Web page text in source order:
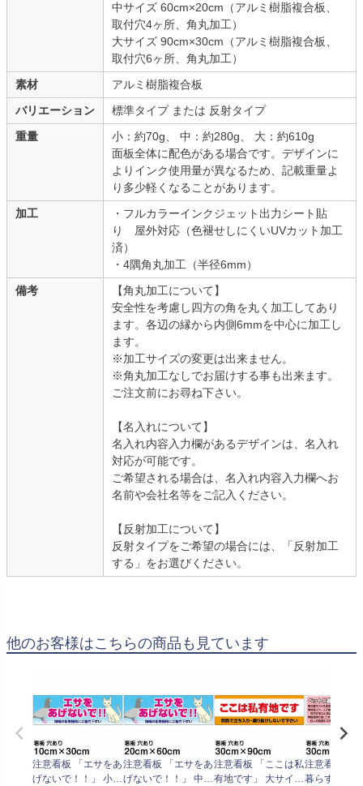
中サイズ 60cm×20cm（アルミ樹脂複合板、
取付穴4ヶ所、角丸加工）
大サイズ 90cm×30cm（アルミ樹脂複合板、
取付穴6ヶ所、角丸加工）
素材
アルミ樹脂複合板
バリエーション
標準タイプ または 反射タイプ
重量
小：約70g、 中：約280g、 大：約610g
面板全体に配色がある場合です。デザインに
よりインク使用量が異なるため、記載重量よ
り多少軽くなることがあります。
加工
・フルカラーインクジェット出力シート貼
り 屋外対応（色褪せしにくいUVカット加工
済）
・4隅角丸加工（半径6mm）
備考
【角丸加工について】
安全性を考慮し四方の角を丸く加工してあり
ます。各辺の縁から内側6mmを中心に加工し
ます。
※加工サイズの変更は出来ません。
※角丸加工なしでお届けする事も出来ます。
ご注文前にお尋ね下さい。
【名入れについて】
名入れ内容入力欄があるデザインは、名入れ
対応が可能です。
ご希望される場合は、名入れ内容入力欄へお
名前や会社名等をご記入ください。
【反射加工について】
反射タイプをご希望の場合には、「反射加工
する」をお選びください。
他のお客様はこちらの商品も見ています
注意看板 「エサをあ
げないで！！」 小サ
注意看板 「エサをあ
げないで！！」 中サ
注意看板 「ここは私
有地です」 大サイズ
注意看板 「
暮らす飼い